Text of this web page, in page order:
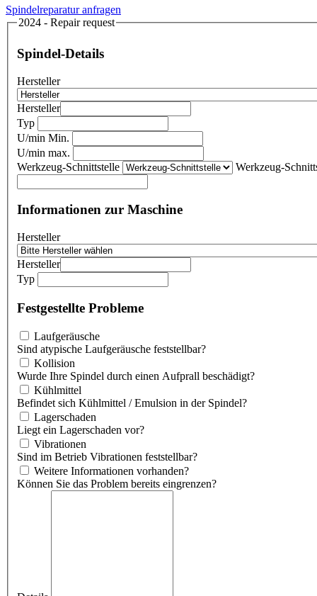
Spindelreparatur anfragen
2024 - Repair request
Spindel-Details
Hersteller
Hersteller
Typ
U/min Min.
U/min max.
Werkzeug-Schnittstelle
Werkzeug-
Informationen zur Maschine
Hersteller
Hersteller
Typ
Festgestellte Probleme
Laufgeräusche
Sind atypische Laufgeräusche feststellbar?
Kollision
Wurde Ihre Spindel durch einen Aufprall beschädigt?
Kühlmittel
Befindet sich Kühlmittel / Emulsion in der Spindel?
Lagerschaden
Liegt ein Lagerschaden vor?
Vibrationen
Sind im Betrieb Vibrationen feststellbar?
Weitere Informationen vorhanden?
Können Sie das Problem bereits eingrenzen?